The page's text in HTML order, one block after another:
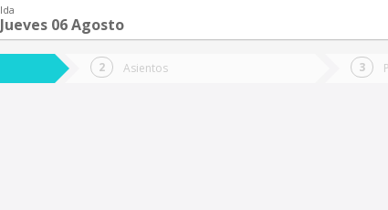
Ida
Jueves 06 Agosto
Asientos